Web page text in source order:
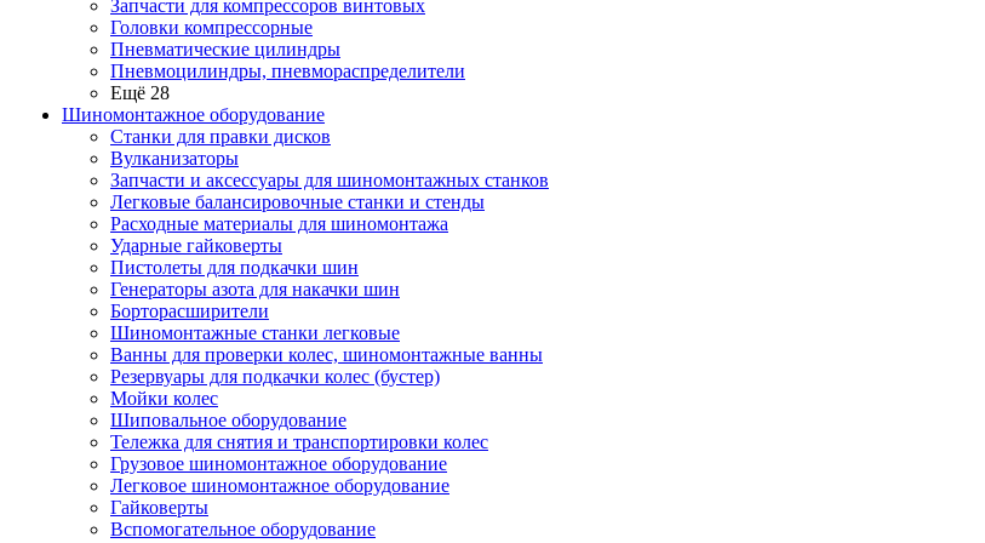
Запчасти для компрессоров винтовых
Головки компрессорные
Пневматические цилиндры
Пневмоцилиндры, пневмораспределители
Ещё 28
Шиномонтажное оборудование
Станки для правки дисков
Вулканизаторы
Запчасти и аксессуары для шиномонтажных станков
Легковые балансировочные станки и стенды
Расходные материалы для шиномонтажа
Ударные гайковерты
Пистолеты для подкачки шин
Генераторы азота для накачки шин
Борторасширители
Шиномонтажные станки легковые
Ванны для проверки колес, шиномонтажные ванны
Резервуары для подкачки колес (бустер)
Мойки колес
Шиповальное оборудование
Тележка для снятия и транспортировки колес
Грузовое шиномонтажное оборудование
Легковое шиномонтажное оборудование
Гайковерты
Вспомогательное оборудование